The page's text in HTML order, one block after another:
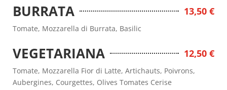
BURRATA 13,50 €
Tomate, Mozzarella di Burrata, Basilic
VEGETARIANA 12,50 €
Tomate, Mozzarella Fior di Latte, Artichauts, Poivrons,
Aubergines, Courgettes, Olives Tomates Cerise